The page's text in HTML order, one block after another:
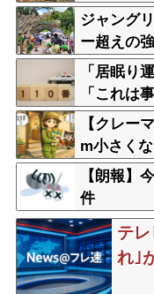
とに気づ
ジャング
ー超えの
「居眠り
「これは
【クレー
m小さく
て研ぎ上
イズが変
【朗報】
件
テ
れ｣